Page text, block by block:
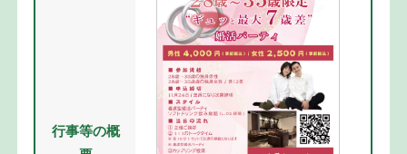
行事等の概